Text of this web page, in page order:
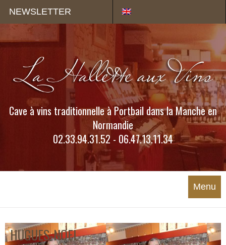
NEWSLETTER
Cave à vins traditionnelle à Portbail dans la Manche en
Normandie
02.33.94.31.52 - 06.47.13.11.34
Menu
HUGUES-NOEL
Panneau de gestion des cookies